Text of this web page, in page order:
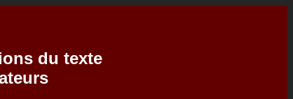
du texte